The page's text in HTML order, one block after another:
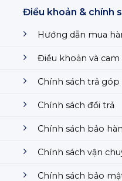
Điều khoản & chính
Hướng dẫn mua
Điều khoản và cam
Chính sách trả góp
Chính sách đổi trả
Chính sách bảo
Chính sách vận
Chính sách bảo